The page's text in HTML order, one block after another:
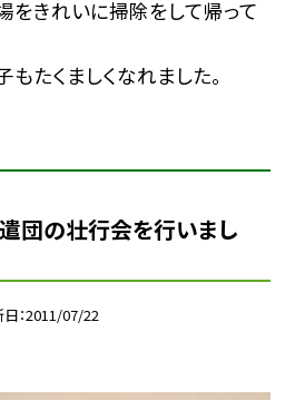
をきれいに掃除をして帰って
たくましくなれました。
団の壮行会を行いまし
日 2011/07/22